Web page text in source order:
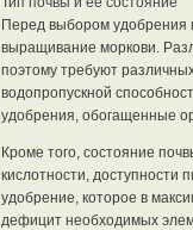
Перед выбором удобрения
выращивание моркови.
поэтому требуют
водопропускной
удобрения, обогащенные
Кроме того, состояние
кислотности, доступности
удобрение, которое в
дефицит необходимых